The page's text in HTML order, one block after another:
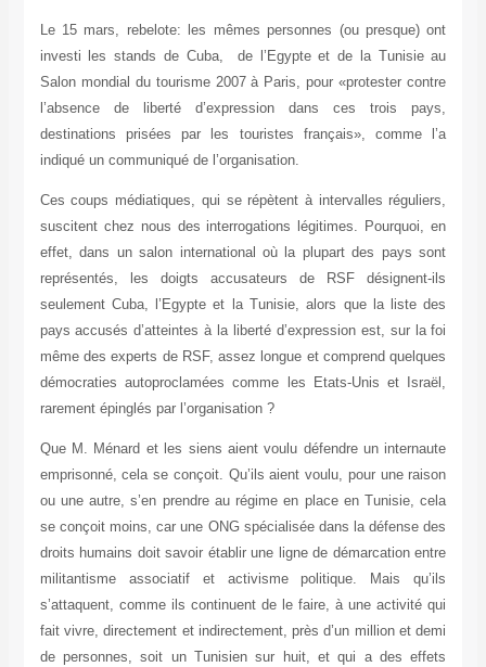
Le 15 mars, rebelote: les mêmes personnes (ou presque) ont
investi les stands de Cuba, de l’Egypte et de la Tunisie au
Salon mondial du tourisme 2007 à Paris, pour «protester contre
l’absence de liberté d’expression dans ces trois pays,
destinations prisées par les touristes français», comme l’a
indiqué un communiqué de l’organisation.
Ces coups médiatiques, qui se répètent à intervalles réguliers,
suscitent chez nous des interrogations légitimes. Pourquoi, en
effet, dans un salon international où la plupart des pays sont
représentés, les doigts accusateurs de RSF désignent-ils
seulement Cuba, l’Egypte et la Tunisie, alors que la liste des
pays accusés d’atteintes à la liberté d’expression est, sur la foi
même des experts de RSF, assez longue et comprend quelques
démocraties autoproclamées comme les Etats-Unis et Israël,
rarement épinglés par l’organisation ?
Que M. Ménard et les siens aient voulu défendre un internaute
emprisonné, cela se conçoit. Qu’ils aient voulu, pour une raison
ou une autre, s’en prendre au régime en place en Tunisie, cela
se conçoit moins, car une ONG spécialisée dans la défense des
droits humains doit savoir établir une ligne de démarcation entre
militantisme associatif et activisme politique. Mais qu’ils
s’attaquent, comme ils continuent de le faire, à une activité qui
fait vivre, directement et indirectement, près d’un million et demi
de personnes, soit un Tunisien sur huit, et qui a des effets